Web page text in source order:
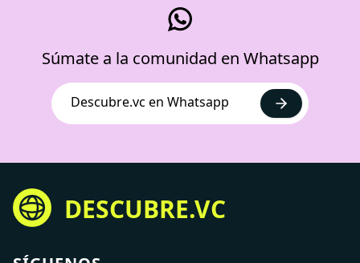
Súmate a la comunidad en Whatsapp
Descubre.vc en Whatsapp
DESCUBRE.VC